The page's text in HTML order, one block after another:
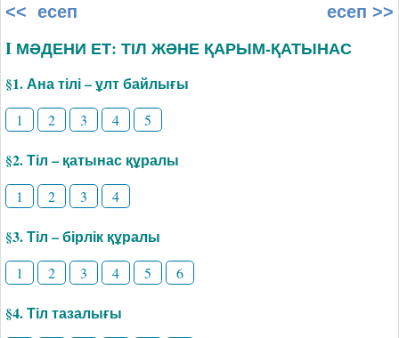
<< есеп есеп >>
I МӘДЕНИ ЕТ: ТІЛ ЖӘНЕ ҚАРЫМ-ҚАТЫНАС
§1. Ана тілі – ұлт байлығы
1 2 3 4 5
§2. Тіл – қатынас құралы
1 2 3 4
§3. Тіл – бірлік құралы
1 2 3 4 5 6
§4. Тіл тазалығы